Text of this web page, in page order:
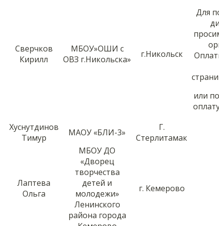
Сверчков
Кирилл
МБОУ»ОШИ с
ОВЗ г.Никольска»
г.Никольск
Для
или
Хуснутдинов
Тимур
МАОУ «БЛИ-3»
Г.
Стерлитамак
Лаптева
Ольга
МБОУ ДО
«Дворец
творчества
детей и
молодежи»
Ленинского
района города
г. Кемерово